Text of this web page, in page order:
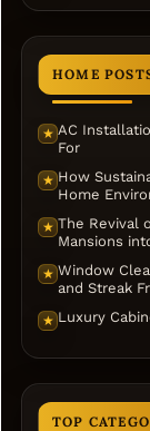
HOME
★ AC
For
★ How
Home
★ The Revival
Mansions
★ Window
and Streak
★ Luxury
TOP